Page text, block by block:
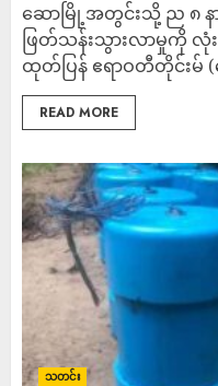
ဆောမြို့အတွင်းသို့ ည ၈ န
ဖြတ်သန်းသွားလာမှုကို လုံး
ထုတ်ပြန် ဧရာဝတီတိုင်းမ်
READ MORE
သတင်း